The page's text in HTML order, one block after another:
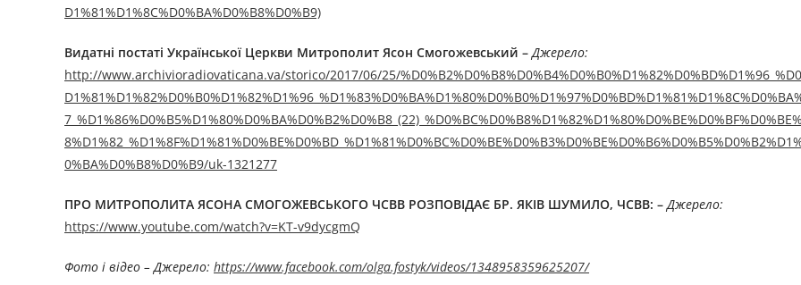
D1%81%D1%8C%D0%BA%D0%B8%D0%B9)
Видатні постаті Української Церкви Митрополит Ясон Смогожевський –Джерелo:
http://www.archivioradiovaticana.va/storico/2017/06/25/
0%BA%D0%B8%D0%B9/uk-1321277
ПРО МИТРОПОЛИТА ЯСОНА СМОГОЖЕВСЬКОГО ЧСВВ РОЗПОВІДАЄ БР. ЯКІВ ШУМИЛО, ЧСВВ: –Джерелo:
https://www.youtube.com/watch?v=KT-v9dycgmQ
Фото і відео – Джерелo: https://www.facebook.com/olga.fostyk/videos/1348958359625207/